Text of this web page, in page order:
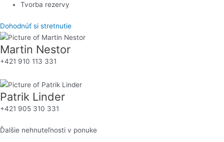
Tvorba rezervy
Dohodnúť si stretnutie
Martin Nestor
+421 910 113 331
Patrik Linder
+421 905 310 331
Ďalšie nehnuteľnosti v ponuke